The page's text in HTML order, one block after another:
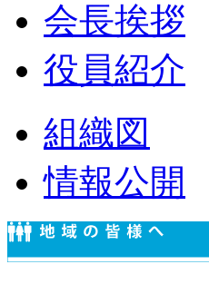
会長挨拶
役員紹介
組織図
情報公開